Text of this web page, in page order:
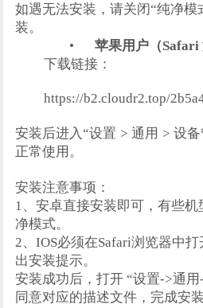
如遇无法安装，请关闭“纯净模
装。
•
苹果用户（Safari
下载链接：
https://b2.cloudr2.top/
安装后进入“设置 >通用 >设
正常使用。
安装注意事项：
1、安卓直接安装即可，有些
净模式。
2、IOS必须在Safari浏览器中
出安装提示。
安装成功后，打开 “设置->通
同意对应的描述文件，完成安